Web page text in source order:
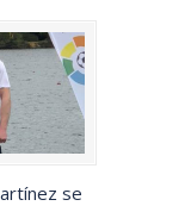
se